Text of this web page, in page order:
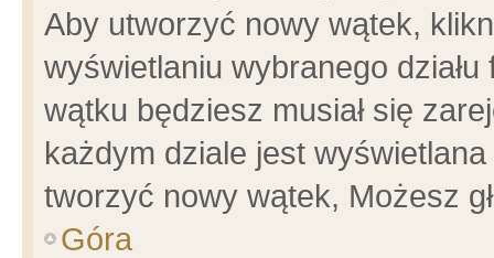
Aby utworzyć nowy wątek,
wyświetlaniu wybranego
wątku będziesz musiał się
każdym dziale jest
tworzyć nowy wątek, Możesz
Góra